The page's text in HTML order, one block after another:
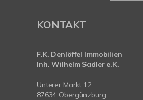
KONTAKT
F.K. Denlöffel Immobilien
Inh. Wilhelm Sadler e.K.
Unterer Markt 12
87634 Obergünzburg